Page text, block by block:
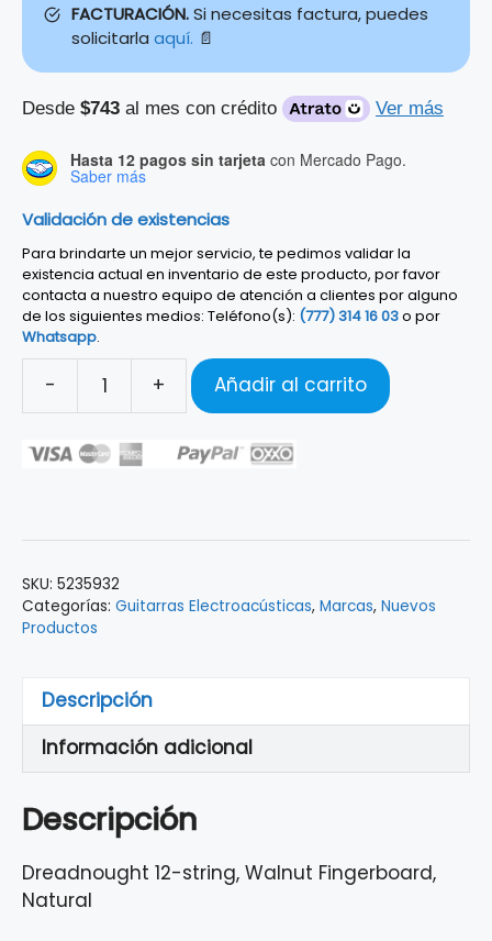
FACTURACIÓN.Si necesitas factura, puedes
solicitarla aquí. 📄
Desde $743 al mes con crédito Ver más
Hasta 12 pagos sin tarjeta con Mercado Pago.
Saber más
Validación de existencias
Para brindarte un mejor servicio, te pedimos validar la
existencia actual en inventario de este producto, por favor
contacta a nuestro equipo de atención a clientes por alguno
de los siguientes medios: Teléfono(s): (777) 314 16 03o por
Whatsapp.
-
Guitarra
Fender
Natural
+ Añadir al carrito
SKU: 5235932
Categorías: Guitarras Electroacústicas, Marcas, Nuevos
Productos
Descripción
Información adicional
Descripción
Dreadnought 12-string, Walnut Fingerboard,
Natural